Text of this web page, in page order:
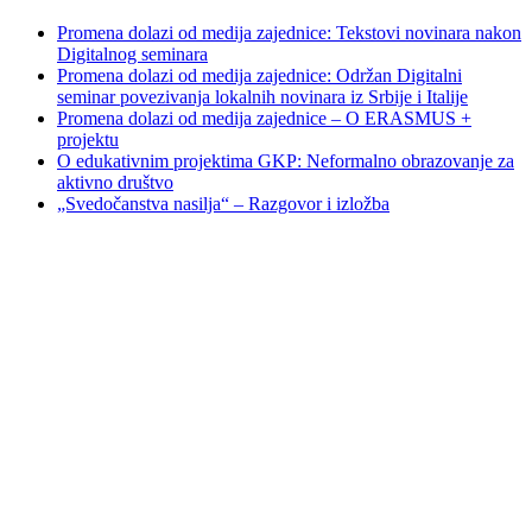
Promena dolazi od medija zajednice: Tekstovi novinara nakon
Digitalnog seminara
Promena dolazi od medija zajednice: Održan Digitalni
seminar povezivanja lokalnih novinara iz Srbije i Italije
Promena dolazi od medija zajednice – O ERASMUS +
projektu
O edukativnim projektima GKP: Neformalno obrazovanje za
aktivno društvo
„Svedočanstva nasilja“ – Razgovor i izložba